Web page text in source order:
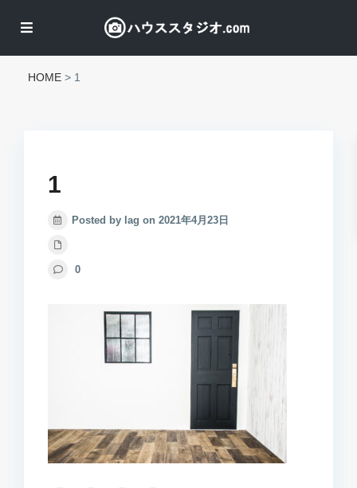
HOME > 1
1
Posted by lag on 2021年4月23日
0